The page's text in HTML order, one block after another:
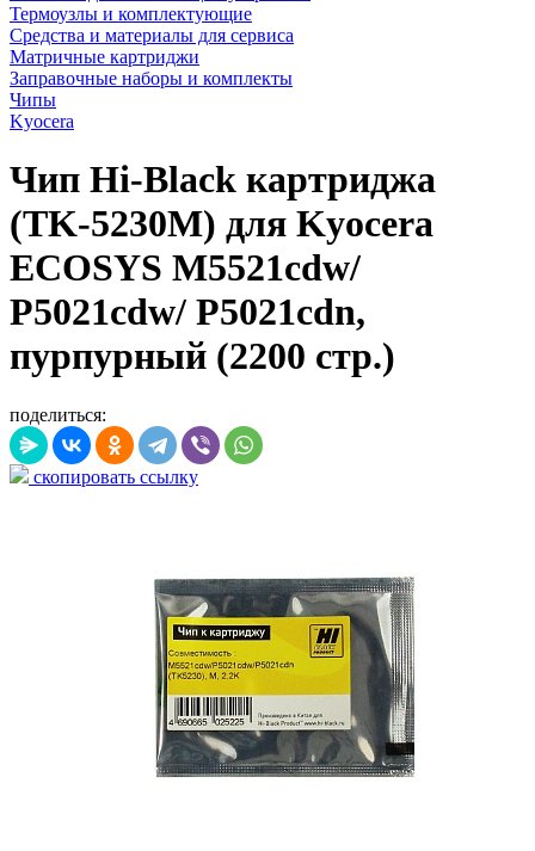
Термоузлы и комплектующие
Средства и материалы для сервиса
Матричные картриджи
Заправочные наборы и комплекты
Чипы
Kyocera
Чип Hi-Black картриджа
(TK-5230M) для Kyocera
ECOSYS M5521cdw/
P5021cdw/ P5021cdn,
пурпурный (2200 стр.)
поделиться:
скопировать ссылку